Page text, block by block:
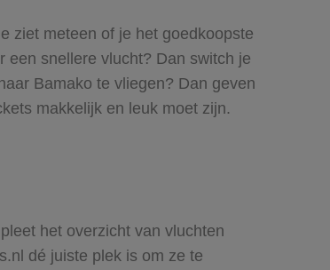
ziet meteen of je het goedkoopste
een snellere vlucht? Dan switch je
Bamako te vliegen? Dan geven
makkelijk en leuk moet zijn.
het overzicht van vluchten
dé juiste plek is om ze te